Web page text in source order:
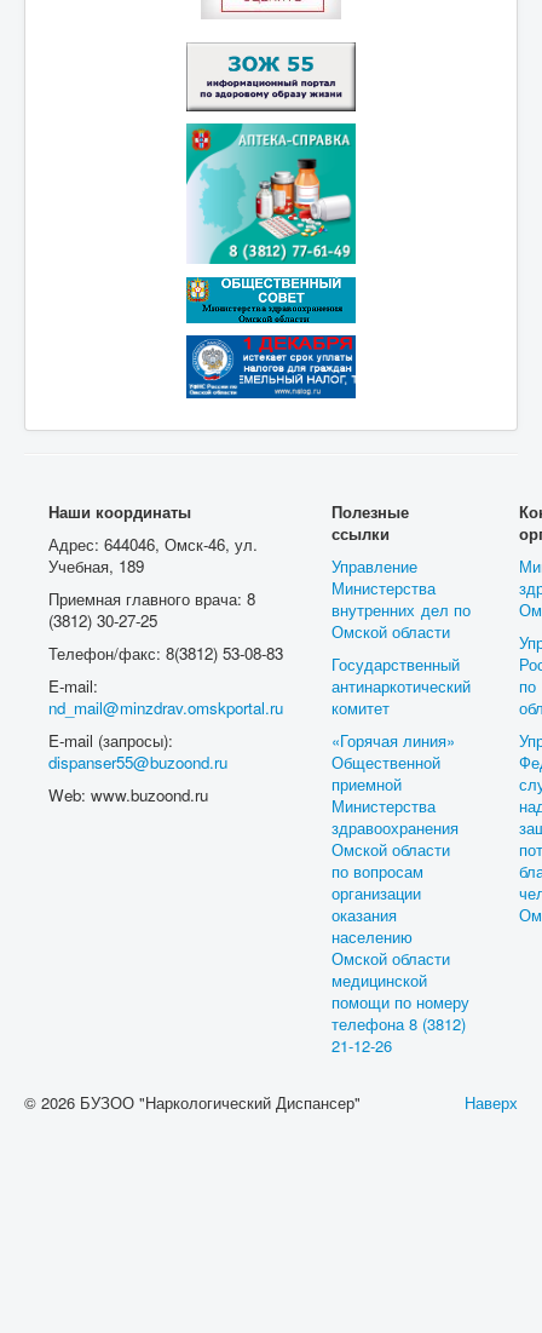
Наши координаты
Адрес: 644046, Омск-46, ул.
Учебная, 189
Приемная главного врача: 8
(3812) 30-27-25
Телефон/факс: 8(3812) 53-08-83
E-mail:
nd_mail@minzdrav.omskportal.ru
E-mail (запросы):
dispanser55@buzoond.ru
Web: www.buzoond.ru
Полезные
ссылки
Управление
Министерства
внутренних дел по
Омской области
Государственный
антинаркотический
комитет
«Горячая линия»
Общественной
приемной
Министерства
здравоохранения
Омской области
по вопросам
организации
оказания
населению
Омской области
медицинской
помощи по номеру
телефона 8 (3812)
21-12-26
Наверх
© 2026 БУЗОО "Наркологический Диспансер"